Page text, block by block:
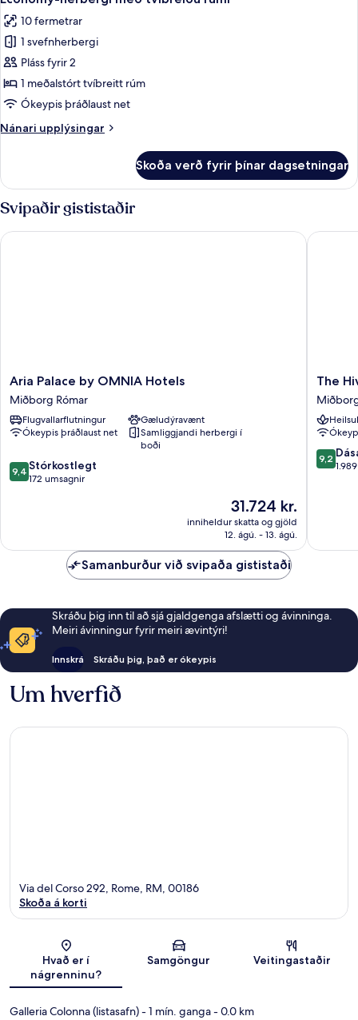
borgarsýn
allar
myndir
fyrir
Economy-
herbergi
með
rúmi
10 fermetrar
1 svefnherbergi
Pláss fyrir 2
1 meðalstórt tvíbreitt rúm
Ókeypis þráðlaust net
Nánari upplýsingar
Nánari
herbergi
með
tvíbreiðu
rúmi
Skoða verð fyrir þínar dagsetningar
Svipaðir gististaðir
Aria
Palace
by
OMNIA
Hotels
Rómar
Aria Palace by OMNIA Hotels
Miðborg Rómar
Flugvallarflutningur
Gæludýravænt
Ókeypis þráðlaust net
Samliggjandi herbergi í
boði
9.4
af
9,4 Stórkostlegt
172 umsagnir
Verðið
er
31.724 kr.
31.724 kr.
inniheldur skatta og gjöld
12. ágú. - 13. ágú.
Aria Palace by OMNIA Hotels
The
Hive
Hotel
Rómar
The
9.2
af
9,2
The
Samanburður við svipaða gististaði
Skráðu þig inn til að sjá gjaldgenga afslætti og ávinninga.
Meiri ávinningur fyrir meiri ævintýri!
Innskrá Skráðu þig, það er ókeypis
Um hverfið
Kort
Via del Corso 292, Rome, RM, 00186
Skoða á korti
Hvað er í
nágrenninu?
Samgöngur Veitingastaðir
Galleria Colonna (listasafn)- 1 mín. ganga- 0.0 km